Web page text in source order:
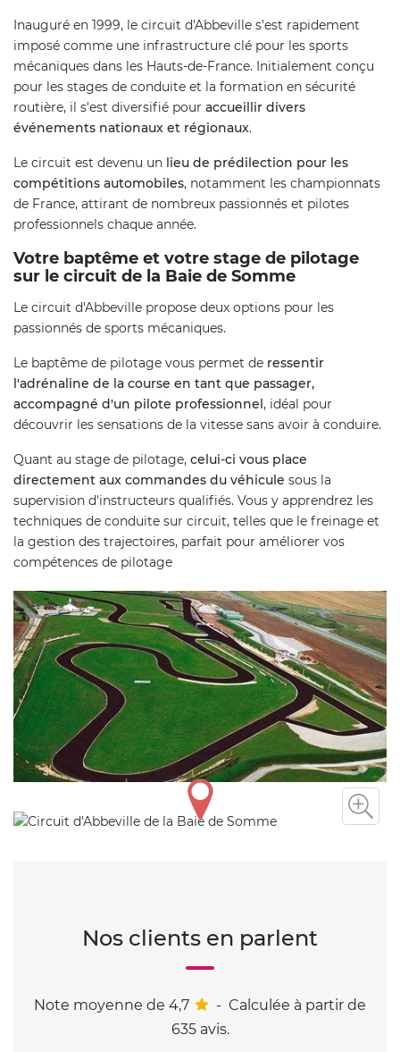
Inauguré en 1999, le circuit d'Abbeville s'est rapidement
imposé comme une infrastructure clé pour les sports
mécaniques dans les Hauts-de-France. Initialement conçu
pour les stages de conduite et la formation en sécurité
routière, il s'est diversifié pour accueillir divers
événements nationaux et régionaux.
Le circuit est devenu un lieu de prédilection pour les
compétitions automobiles, notamment les championnats
de France, attirant de nombreux passionnés et pilotes
professionnels chaque année.
Votre baptême et votre stage de pilotage
sur le circuit de la Baie de Somme
Le circuit d'Abbeville propose deux options pour les
passionnés de sports mécaniques.
Le baptême de pilotage vous permet de ressentir
l'adrénaline de la course en tant que passager,
accompagné d'un pilote professionnel, idéal pour
découvrir les sensations de la vitesse sans avoir à conduire.
Quant au stage de pilotage, celui-ci vous place
directement aux commandes du véhicule sous la
supervision d'instructeurs qualifiés. Vous y apprendrez les
techniques de conduite sur circuit, telles que le freinage et
la gestion des trajectoires, parfait pour améliorer vos
compétences de pilotage
Nos clients en parlent
Note moyenne de 4,7 - Calculée à partir de
635 avis.